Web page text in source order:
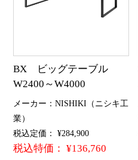
BX ビッグテーブル
W2400～W4000
メーカー：NISHIKI（ニシキ工
業）
税込定価： ¥284,900
税込特価： ¥136,760